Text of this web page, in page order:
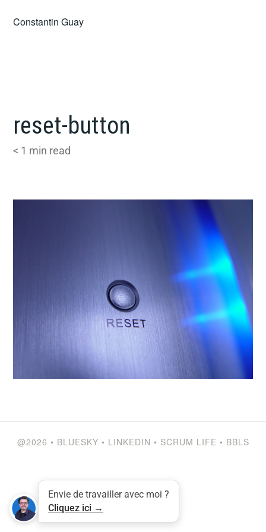
Constantin Guay
reset-button
< 1 min read
@2026 • BLUESKY • LINKEDIN • SCRUM LIFE • BBLS
Envie de travailler avec moi ?
Cliquez ici →